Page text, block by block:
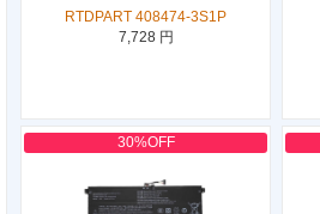
RTDPART 408474-3S1P
7,728 円
30%OFF